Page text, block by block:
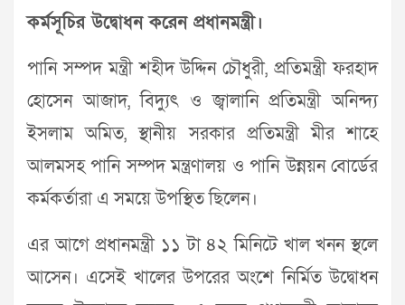
কর্মসূচির উদ্বোধন করেন প্রধানমন্ত্রী।
পানি সম্পদ মন্ত্রী শহীদ উদ্দিন চৌধুরী, প্রতিমন্ত্রী ফরহাদ
হোসেন আজাদ, বিদ্যুৎ ও জ্বালানি প্রতিমন্ত্রী অনিন্দ্য
ইসলাম অমিত, স্থানীয় সরকার প্রতিমন্ত্রী মীর শাহে
আলমসহ পানি সম্পদ মন্ত্রণালয় ও পানি উন্নয়ন বোর্ডের
কর্মকর্তারা এ সময়ে উপস্থিত ছিলেন।
এর আগে প্রধানমন্ত্রী ১১ টা ৪২ মিনিটে খাল খনন স্থলে
আসেন। এসেই খালের উপরের অংশে নির্মিত উদ্বোধন